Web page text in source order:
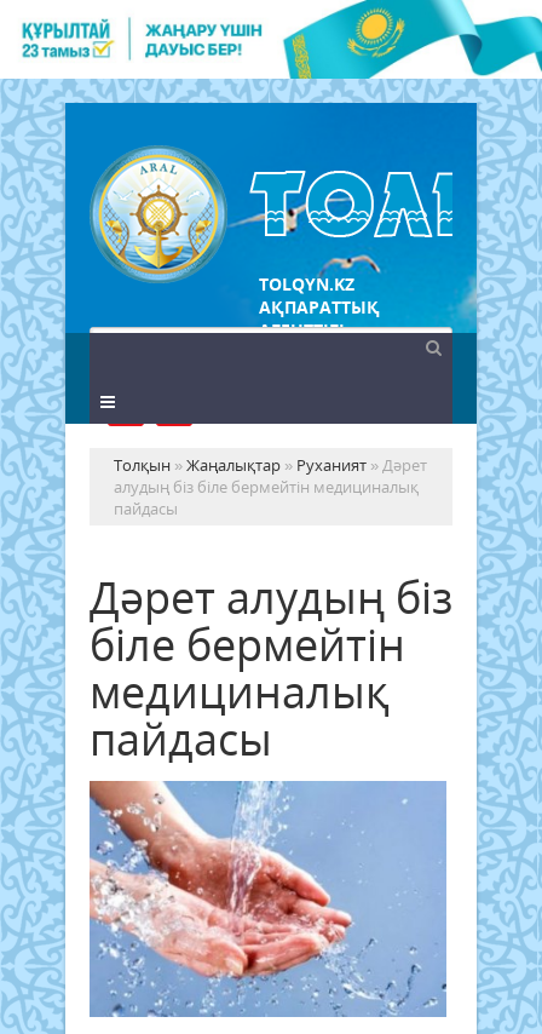
TOLQYN.KZ
АҚПАРАТТЫҚ
АГЕНТТІГІ
Толқын »Жаңалықтар » Руханият » Дәрет
алудың біз біле бермейтін медициналық
пайдасы
Дәрет алудың біз
біле бермейтін
медициналық
пайдасы